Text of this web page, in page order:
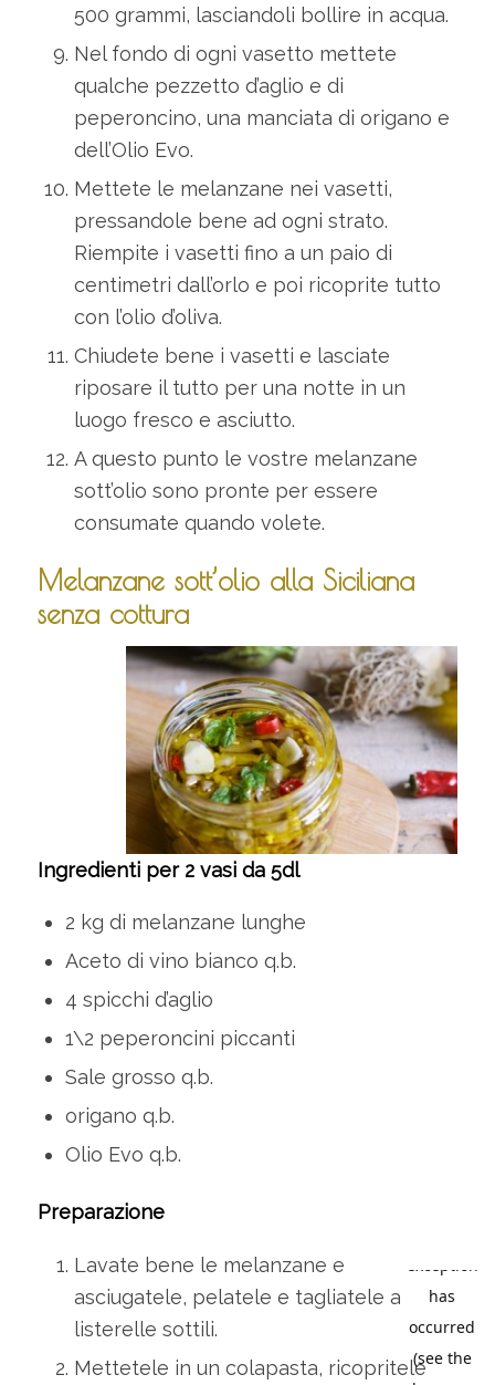
500 grammi, lasciandoli bollire in acqua.
Nel fondo di ogni vasetto mettete
qualche pezzetto d’aglio e di
peperoncino, una manciata di origano e
dell’Olio Evo.
Mettete le melanzane nei vasetti,
pressandole bene ad ogni strato.
Riempite i vasetti fino a un paio di
centimetri dall’orlo e poi ricoprite tutto
con l’olio d’oliva.
Chiudete bene i vasetti e lasciate
riposare il tutto per una notte in un
luogo fresco e asciutto.
A questo punto le vostre melanzane
sott’olio sono pronte per essere
consumate quando volete.
Melanzane sott’olio alla Siciliana
senza cottura
Ingredienti per 2 vasi da 5dl
2 kg di melanzane lunghe
Aceto di vino bianco q.b.
4 spicchi d’aglio
1\2 peperoncini piccanti
Sale grosso q.b.
origano q.b.
Olio Evo q.b.
Preparazione
Lavate bene le melanzane e
asciugatele, pelatele e tagliatele a
listerelle sottili.
Mettetele in un colapasta, ricopritele